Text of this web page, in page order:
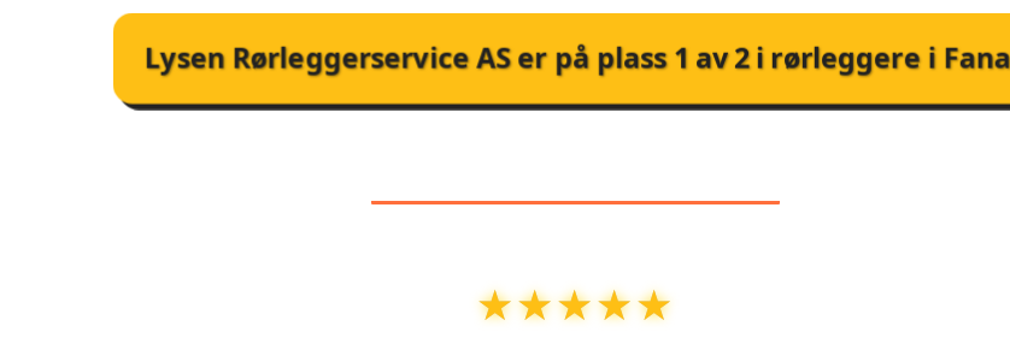
Lysen Rørleggerservice ASer på plass 1 av 2 i rørleggere i Fana
★★★★★
★★★★★